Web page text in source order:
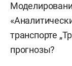
транспорте
прогнозы?